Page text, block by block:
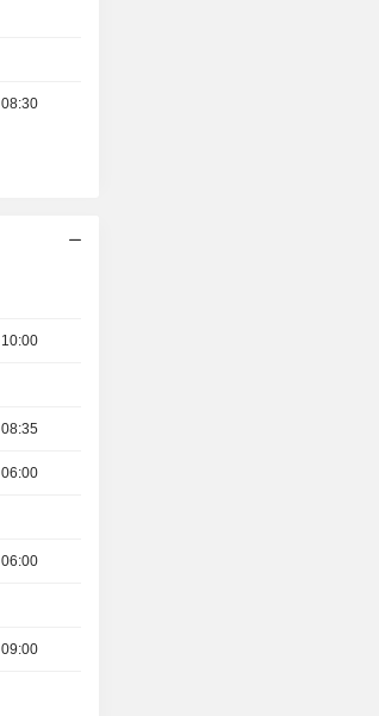
08:30
10:00
08:35
06:00
06:00
09:00